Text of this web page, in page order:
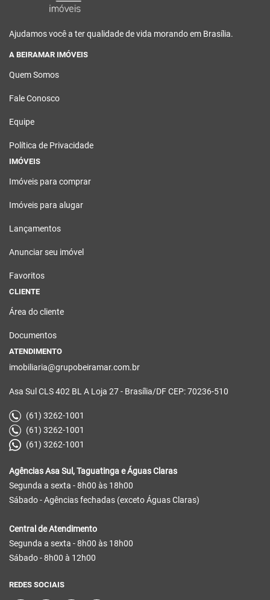
Ajudamos você a ter qualidade de vida morando em Brasília.
A BEIRAMAR IMÓVEIS
Quem Somos
Fale Conosco
Equipe
Política de Privacidade
IMÓVEIS
Imóveis para comprar
Imóveis para alugar
Lançamentos
Anunciar seu imóvel
Favoritos
CLIENTE
Área do cliente
Documentos
ATENDIMENTO
imobiliaria@grupobeiramar.com.br
Asa Sul CLS 402 BL A Loja 27 - Brasília/DF CEP: 70236-510
(61) 3262-1001
(61) 3262-1001
(61) 3262-1001
Agências Asa Sul, Taguatinga e Águas Claras
Segunda a sexta - 8h00 às 18h00
Sábado - Agências fechadas (exceto Águas Claras)
Central de Atendimento
Segunda a sexta - 8h00 às 18h00
Sábado - 8h00 à 12h00
REDES SOCIAIS